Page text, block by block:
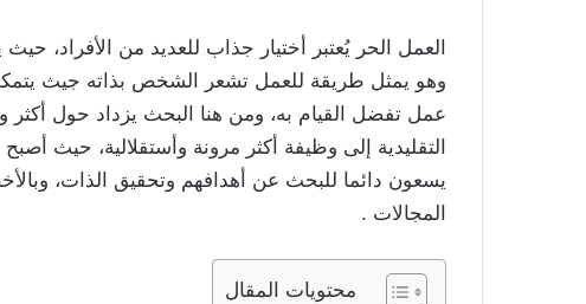
العمل الحر يُعتبر أختيار جذاب للعديد من الأفراد،
وهو يمثل طريقة للعمل تشعر الشخص بذاته جيث
عمل تفضل القيام به، ومن هنا البحث يزداد حول أكثر
التقليدية إلى وظيفة أكثر مرونة وأستقلالية، حيث
يسعون دائما للبحث عن أهدافهم وتحقيق الذات،
المجالات .
محتويات المقال